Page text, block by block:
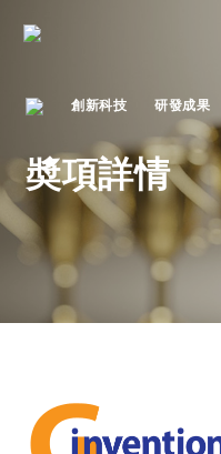
創新科技 研發成果
奬項詳情